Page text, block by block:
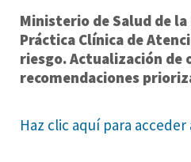
Ministerio de Salud de la
Práctica Clínica de
riesgo. Actualización de
recomendaciones
Haz clic aquí para acceder